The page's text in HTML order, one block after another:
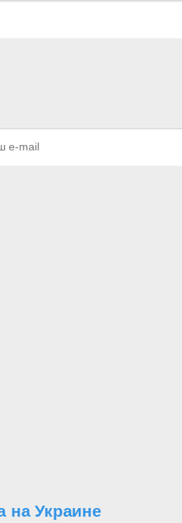
на Украине